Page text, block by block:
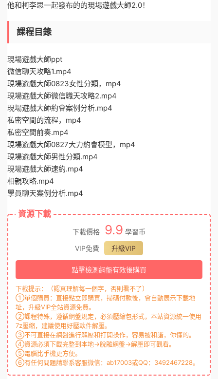
他和柯李思一起發布的的現場遊戲大師2.0！
課程目錄
現場遊戲大師ppt
微信聊天攻略1.mp4
現場遊戲大師0823女性分類，mp4
現場遊戲大師微信職天攻略2.mp4
現場遊戲大師約會案例分析.mp4
私密空間的流程，mp4
私密空間前奏.mp4
現場遊戲大師0827大力約會模型，mp4
現場遊戲大師男性分類.mp4
現場遊戲大師速約.mp4
相親攻略.mp4
學員聊天案例分析.mp4
資源下載
下載價格 9.9 學習币
VIP免費
升級VIP
點擊檢測網盤有效後購買
下載提示：（認真理解每一個字，否則看不了）
①單個購買：直接點立即購買，掃碼付款後，會自動展示下載地
址，升級VIP全站資源免費。
②課程特殊，遵循網盤規定，必須壓縮包形式，本站資源統一使用
7z壓縮，建議使用好壓軟件解壓。
③不可直接在網盤進行解壓和打開操作，容易被和諧，你懂的。
④資源必須下載完整到本地→脫離網盤→解壓即可觀看。
⑤電腦比手機更方便。
⑥有任何問題請聯系客服微信：ab17003或QQ：3492467228。